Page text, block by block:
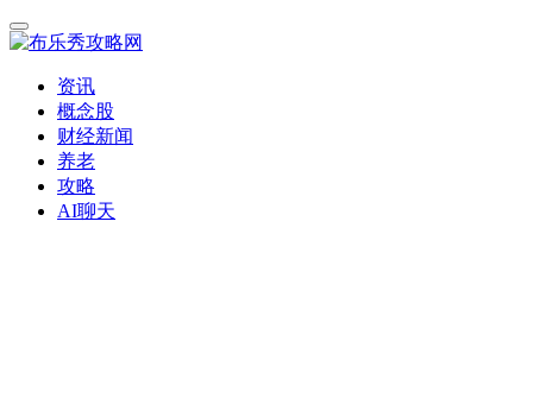
资讯
概念股
财经新闻
养老
攻略
AI聊天